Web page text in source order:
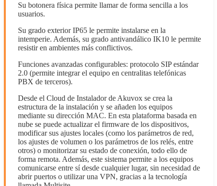
Su botonera física permite llamar de forma sencilla a los
usuarios.
Su grado exterior IP65 le permite instalarse en la
intemperie. Además, su grado antivandálico IK10 le permite
resistir en ambientes más conflictivos.
Funciones avanzadas configurables: protocolo SIP estándar
2.0 (permite integrar el equipo en centralitas telefónicas
PBX de terceros).
Desde el Cloud de Instalador de Akuvox se crea la
estructura de la instalación y se añaden los equipos
mediante su dirección MAC. En esta plataforma basada en
nube se puede actualizar el firmware de los dispositivos,
modificar sus ajustes locales (como los parámetros de red,
los ajustes de volumen o los parámetros de los relés, entre
otros) o monitorizar su estado de conexión, todo ello de
forma remota. Además, este sistema permite a los equipos
comunicarse entre sí desde cualquier lugar, sin necesidad de
abrir puertos o utilizar una VPN, gracias a la tecnología